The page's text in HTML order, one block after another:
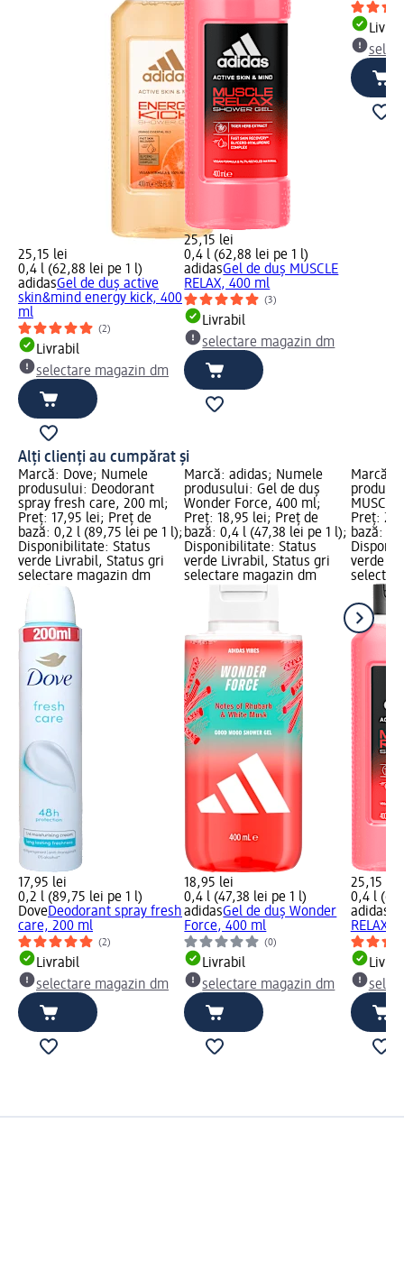
25,15 lei
0,4 l (62,88 lei pe 1 l)
adidasGel de duș active
skin&mind energy kick, 400
ml
(2)
Livrabil
selectare magazin dm
25,15 lei
0,4 l (62,88 lei pe 1 l)
adidasGel de duș MUSCLE
RELAX, 400 ml
(3)
Livrabil
selectare magazin dm
Alți clienți au cumpărat și
Marcă: Dove; Numele
produsului: Deodorant
spray fresh care, 200 ml;
Preț: 17,95 lei; Preț de
bază: 0,2 l (89,75 lei pe 1 l);
Disponibilitate: Status
verde Livrabil, Status gri
selectare magazin dm
17,95 lei
0,2 l (89,75 lei pe 1 l)
DoveDeodorant spray fresh
care, 200 ml
(2)
Livrabil
selectare magazin dm
Marcă: adidas; Numele
produsului: Gel de duș
Wonder Force, 400 ml;
Preț: 18,95 lei; Preț de
bază: 0,4 l (47,38 lei pe 1 l);
Disponibilitate: Status
verde Livrabil, Status gri
selectare magazin dm
18,95 lei
0,4 l (47,38 lei pe 1 l)
adidasGel de duș Wonder
Force, 400 ml
(0)
Livrabil
selectare magazin dm
Marcă:
Preț:
bază:
verde
25,15 lei
0,4 l
adidas
RELAX,